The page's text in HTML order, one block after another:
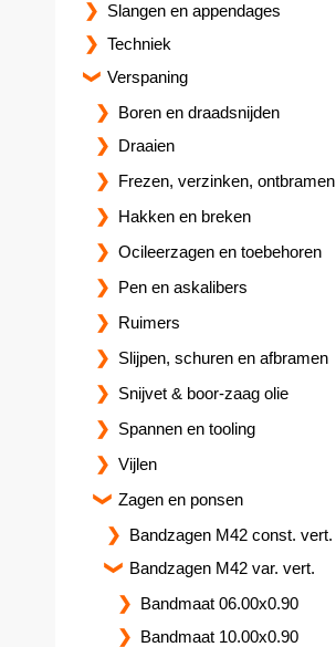
Slangen en appendages
Techniek
Verspaning
Boren en draadsnijden
Draaien
Frezen, verzinken, ontbramen
Hakken en breken
Ocileerzagen en toebehoren
Pen en askalibers
Ruimers
Slijpen, schuren en afbramen
Snijvet & boor-zaag olie
Spannen en tooling
Vijlen
Zagen en ponsen
Bandzagen M42 const. vert.
Bandzagen M42 var. vert.
Bandmaat 06.00x0.90
Bandmaat 10.00x0.90